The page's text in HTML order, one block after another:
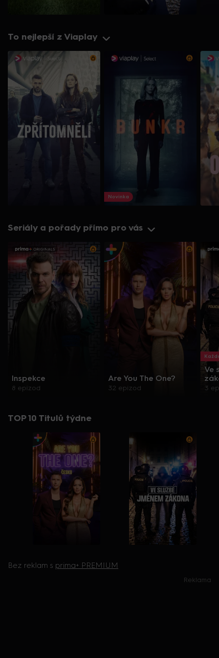
To nejlepší z Viaplay
Novinka
Seriály a pořady přímo pro vás
Inspekce
8 epizod
Are You The One?
32 epizod
Ve
3
TOP 10 Titulů týdne
Bez reklam s prima+ PREMIUM
Reklama